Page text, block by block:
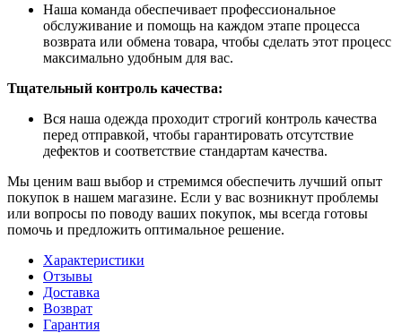
Наша команда обеспечивает профессиональное
обслуживание и помощь на каждом этапе процесса
возврата или обмена товара, чтобы сделать этот процесс
максимально удобным для вас.
Тщательный контроль качества:
Вся наша одежда проходит строгий контроль качества
перед отправкой, чтобы гарантировать отсутствие
дефектов и соответствие стандартам качества.
Мы ценим ваш выбор и стремимся обеспечить лучший опыт
покупок в нашем магазине. Если у вас возникнут проблемы
или вопросы по поводу ваших покупок, мы всегда готовы
помочь и предложить оптимальное решение.
Характеристики
Отзывы
Доставка
Возврат
Гарантия